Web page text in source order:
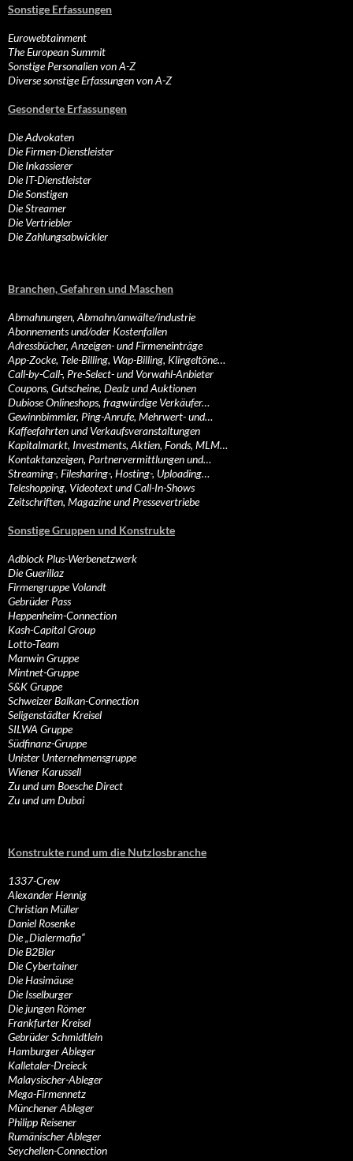
Sonstige Erfassungen
Eurowebtainment
The European Summit
Sonstige Personalien von A-Z
Diverse sonstige Erfassungen von A-Z
Gesonderte Erfassungen
Die Advokaten
Die Firmen-Dienstleister
Die Inkassierer
Die IT-Dienstleister
Die Sonstigen
Die Streamer
Die Vertriebler
Die Zahlungsabwickler
Branchen, Gefahren und Maschen
Abmahnungen, Abmahn/anwälte/industrie
Abonnements und/oder Kostenfallen
Adressbücher, Anzeigen- und Firmeneinträge
App-Zocke, Tele-Billing, Wap-Billing, Klingeltöne…
Call-by-Call-, Pre-Select- und Vorwahl-Anbieter
Coupons, Gutscheine, Dealz und Auktionen
Dubiose Onlineshops, fragwürdige Verkäufer…
Gewinnbimmler, Ping-Anrufe, Mehrwert- und…
Kaffeefahrten und Verkaufsveranstaltungen
Kapitalmarkt, Investments, Aktien, Fonds, MLM…
Kontaktanzeigen, Partnervermittlungen und…
Streaming-, Filesharing-, Hosting-, Uploading…
Teleshopping, Videotext und Call-In-Shows
Zeitschriften, Magazine und Pressevertriebe
Sonstige Gruppen und Konstrukte
Adblock Plus-Werbenetzwerk
Die Guerillaz
Firmengruppe Volandt
Gebrüder Pass
Heppenheim-Connection
Kash-Capital Group
Lotto-Team
Manwin Gruppe
Mintnet-Gruppe
S&K Gruppe
Schweizer Balkan-Connection
Seligenstädter Kreisel
SILWA Gruppe
Südfinanz-Gruppe
Unister Unternehmensgruppe
Wiener Karussell
Zu und um Boesche Direct
Zu und um Dubai
Konstrukte rund um die Nutzlosbranche
1337-Crew
Alexander Hennig
Christian Müller
Daniel Rosenke
Die „Dialermafia“
Die B2Bler
Die Cybertainer
Die Hasimäuse
Die Isselburger
Die jungen Römer
Frankfurter Kreisel
Gebrüder Schmidtlein
Hamburger Ableger
Kalletaler-Dreieck
Malaysischer-Ableger
Mega-Firmennetz
Münchener Ableger
Philipp Reisener
Rumänischer Ableger
Seychellen-Connection